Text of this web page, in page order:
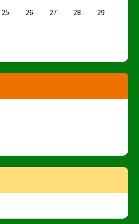
25 26 27 28
29